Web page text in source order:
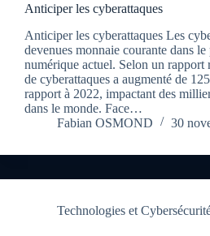
Anticiper les cyberattaques
Anticiper les cyberattaques Les
devenues monnaie courante dans le
numérique actuel. Selon un rapport
de cyberattaques a augmenté de
rapport à 2022, impactant des
dans le monde. Face…
Fabian OSMOND
30
Technologies et